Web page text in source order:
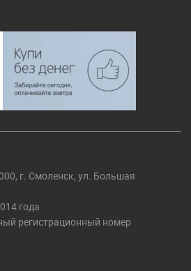
г. Смоленск, ул. Большая
года
регистрационный номер